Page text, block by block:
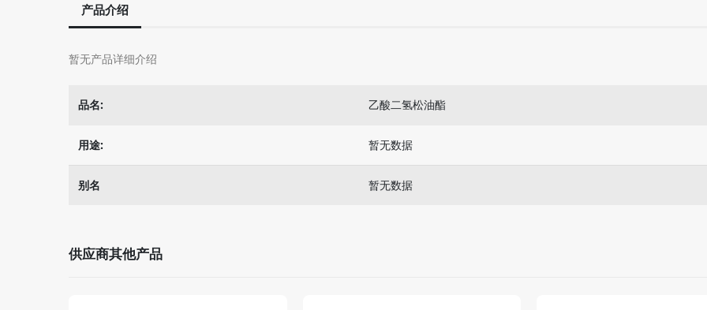
产品介绍
暂无产品详细介绍
品名: 乙酸二氢松油酯
用途: 暂无数据
别名 暂无数据
供应商其他产品